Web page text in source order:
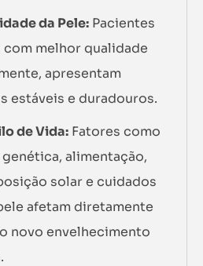
da Pele: Pacientes
com melhor qualidade
apresentam
estáveis e duradouros.
de Vida: Fatores como
alimentação,
solar e cuidados
afetam diretamente
novo envelhecimento